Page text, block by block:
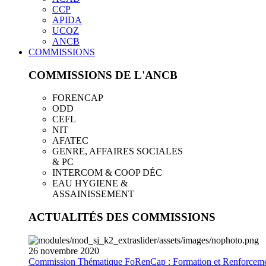
CCP
APIDA
UCOZ
ANCB
COMMISSIONS
COMMISSIONS DE L'ANCB
FORENCAP
ODD
CEFL
NIT
AFATEC
GENRE, AFFAIRES SOCIALES
& PC
INTERCOM & COOP DÉC
EAU HYGIENE &
ASSAINISSEMENT
ACTUALITÉS DES COMMISSIONS
26 novembre 2020
Commission Thématique FoRenCap : Formation et